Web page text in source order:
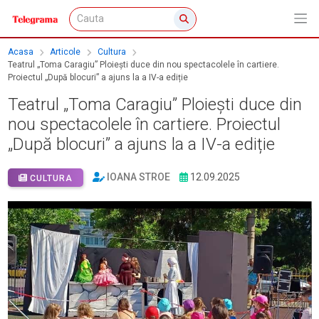
Acasa Articole
Cultura
Teatrul „Toma Caragiu” Ploiești duce din nou spectacolele în cartiere.
Proiectul „După blocuri” a ajuns la a IV-a ediție
Teatrul „Toma Caragiu” Ploiești duce din
nou spectacolele în cartiere. Proiectul
„După blocuri” a ajuns la a IV-a ediție
CULTURA IOANA STROE 12.09.2025